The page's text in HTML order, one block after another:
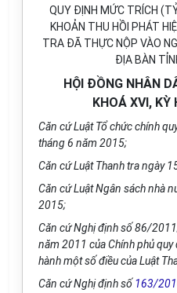
QUY ĐỊNH MỨC TRÍCH
KHOẢN THU HỒI PHÁT
TRA ĐÃ THỰC NỘP VÀO
ĐỊA BÀN
HỘI ĐỒNG NHÂN
KHOÁ XVI, KỲ
Căn cứ Luật Tổ chức chính
tháng 6 năm 2015;
Căn cứ Luật Thanh tra ngày
Căn cứ Luật Ngân sách nhà
2015;
Căn cứ Nghị định số 86/
năm 2011 của Chính phủ
hành một số điều của Luật
Căn cứ Nghị định số 163/